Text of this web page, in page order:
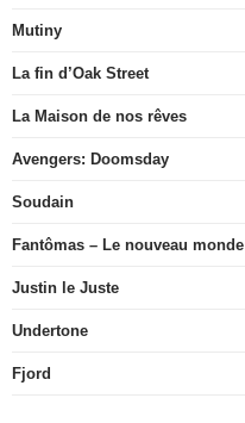
Mutiny
La fin d’Oak Street
La Maison de nos rêves
Avengers: Doomsday
Soudain
Fantômas – Le nouveau monde
Justin le Juste
Undertone
Fjord